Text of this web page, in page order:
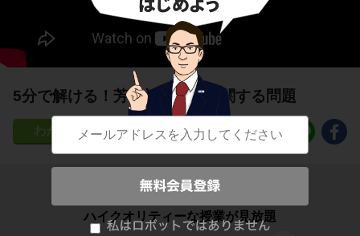
5分で解ける！芳香族化合物に関する問題
43
子どもの勉強から大人の学び直しまで
ハイクオリティーな授業が見放題